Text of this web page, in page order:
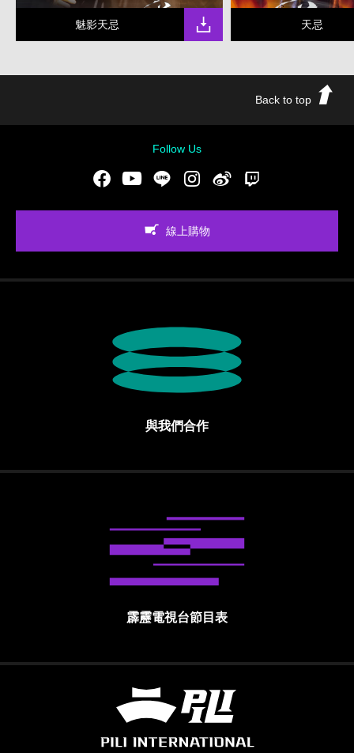
魅影天忌 天忌
Back to top
Follow Us
FacebookYoutubeLINE Instgram新浪微博
線上購物
與我們合作
霹靂電視台節目表
霹靂國際多媒體股份有限公司 PILI